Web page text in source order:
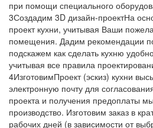
при помощи специального
3Создадим 3D дизайн-проектНа
проект кухни, учитывая Ваши
помещения. Дадим рекомендации
подскажем как сделать кухню
учитывая все правила
4ИзготовимПроект (эскиз) кухни
электронную почту для
проекта и получения предоплаты
производство. Изготовим заказ в
рабочих дней (в зависимости от